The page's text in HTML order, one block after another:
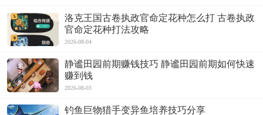
洛克王国古卷执政官命定花种怎么打 古卷执政
官命定花种打法攻略
2026-08-04
静谧田园前期赚钱技巧 静谧田园前期如何快速
赚到钱
2026-08-03
钓鱼巨物猎手变异鱼培养技巧分享